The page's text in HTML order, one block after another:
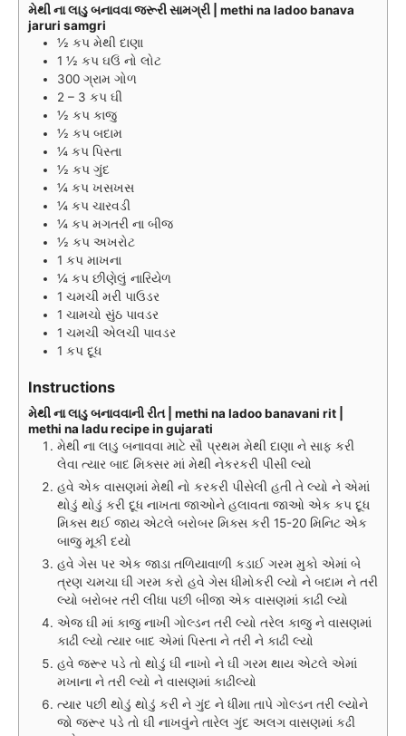
મેથી ના લાડુ બનાવવા જરૂરી સામગ્રી | methi na ladoo banava
jaruri samgri
½ કપ મેથી દાણા
1 ½ કપ ઘઉં નો લોટ
300 ગ્રામ ગોળ
2 – 3 કપ ઘી
½ કપ કાજુ
½ કપ બદામ
¼ કપ પિસ્તા
½ કપ ગુંદ
¼ કપ ખસખસ
¼ કપ ચારવડી
¼ કપ મગતરી ના બીજ
½ કપ અખરોટ
1 કપ માખના
¼ કપ છીણેલું નારિયેળ
1 ચમચી મરી પાઉડર
1 ચામચો સુંઠ પાવડર
1 ચમચી એલચી પાવડર
1 કપ દૂધ
Instructions
મેથી ના લાડુ બનાવવાની રીત | methi na ladoo banavani rit |
methi na ladu recipe in gujarati
મેથી ના લાડુ બનાવવા માટે સૌ પ્રથમ મેથી દાણા ને સાફ કરી
લેવા ત્યાર બાદ મિક્સર માં મેથી નેકરકરી પીસી લ્યો
હવે એક વાસણમાં મેથી નો કરકરી પીસેલી હતી તે લ્યો ને એમાં
થોડું થોડું કરી દૂધ નાખતા જાઓને હલાવતા જાઓ એક કપ દૂધ
મિક્સ થઈ જાય એટલે બરોબર મિક્સ કરી 15-20 મિનિટ એક
બાજુ મૂકી દયો
હવે ગેસ પર એક જાડા તળિયાવાળી કડાઈ ગરમ મુકો એમાં બે
ત્રણ ચમચા ઘી ગરમ કરો હવે ગેસ ધીમોકરી લ્યો ને બદામ ને તરી
લ્યો બરોબર તરી લીધા પછી બીજા એક વાસણમાં કાઢી લ્યો
એજ ઘી માં કાજુ નાખી ગોલ્ડન તરી લ્યો તરેલ કાજુ ને વાસણમાં
કાઢી લ્યો ત્યાર બાદ એમાં પિસ્તા ને તરી ને કાઢી લ્યો
હવે જરૂર પડે તો થોડું ઘી નાખો ને ઘી ગરમ થાય એટલે એમાં
મખાના ને તરી લ્યો ને વાસણમાં કાઢીલ્યો
ત્યાર પછી થોડું થોડું કરી ને ગુંદ ને ધીમા તાપે ગોલ્ડન તરી લ્યોને
જો જરૂર પડે તો ઘી નાખવુંને તારેલ ગુંદ અલગ વાસણમાં કઢી